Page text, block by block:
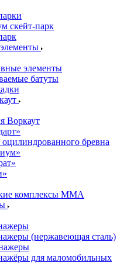
скейт-парк
элементы
батуты
Воркаут
бревна
комплексы ММА
(нержавеющая сталь)
для маломобильных